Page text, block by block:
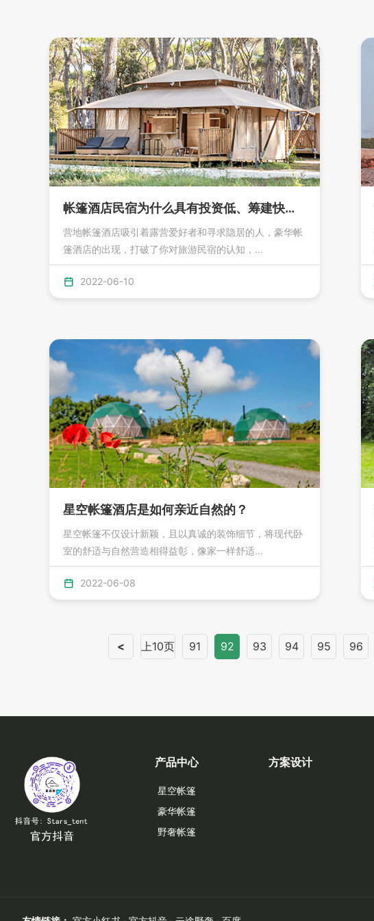
帐篷酒店民宿为什么具有投资低、筹建快的优势？
营地帐篷酒店吸引着露营爱好者和寻求隐居的人，豪华帐
篷酒店的出现，打破了你对旅游民宿的认知，...
2022-06-10
星空帐篷酒店是如何亲近自然的？
星空帐篷不仅设计新颖，且以真诚的装饰细节，将现代卧
室的舒适与自然营造相得益彰，像家一样舒适...
2022-06-08
< 上10页 91 92 93 94 95 96
产品中心
星空帐篷
豪华帐篷
野奢帐篷
方案设计